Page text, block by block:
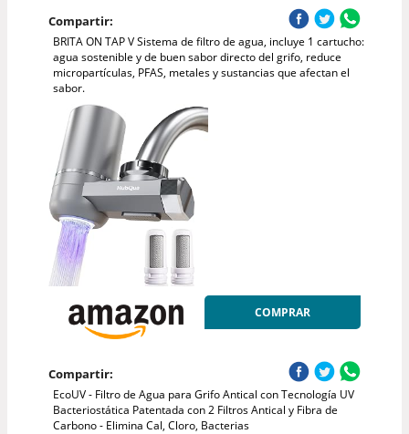
Compartir:
BRITA ON TAP V Sistema de filtro de agua, incluye 1 cartucho:
agua sostenible y de buen sabor directo del grifo, reduce
micropartículas, PFAS, metales y sustancias que afectan el
sabor.
COMPRAR
Compartir:
EcoUV - Filtro de Agua para Grifo Antical con Tecnología UV
Bacteriostática Patentada con 2 Filtros Antical y Fibra de
Carbono - Elimina Cal, Cloro, Bacterias